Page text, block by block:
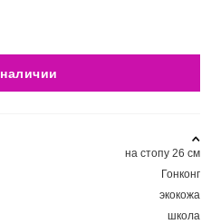
на стопу 26 см
Гонконг
экокожа
школа